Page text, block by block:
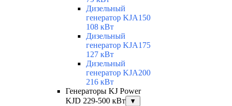
Дизельный
генератор KJA150
108 кВт
Дизельный
генератор KJA175
127 кВт
Дизельный
генератор KJA200
216 кВт
Генераторы KJ Power
KJD 229-500 кВт
▼